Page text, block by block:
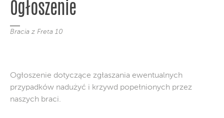
Ogłoszenie
Bracia z Freta 10
Ogłoszenie dotyczące zgłaszania ewentualnych
przypadków nadużyć i krzywd popełnionych przez
naszych braci.